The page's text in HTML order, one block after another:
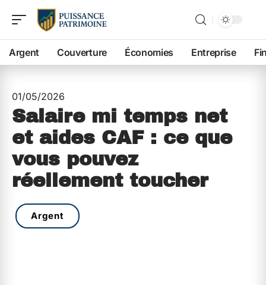
Argent Couverture Économies Entreprise
01/05/2026
Salaire mi temps net
et aides CAF : ce que
vous pouvez
réellement toucher
Argent